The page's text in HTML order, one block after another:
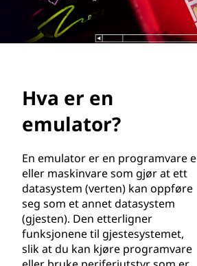
o
Hva er en
emulator?
En emulator er en programvare e
eller maskinvare som gjør at ett
datasystem (verten) kan oppføre
seg som et annet datasystem
(gjesten). Den etterligner
funksjonene til gjestesystemet,
slik at du kan kjøre programvare